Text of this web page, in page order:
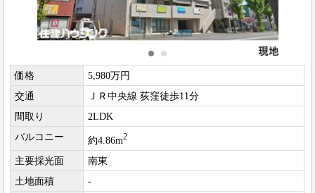
価格
5,980万円
交通
ＪＲ中央線 荻窪徒歩11分
間取り
2LDK
バルコニー
約4.86m2
主要採光面
南東
土地面積
-